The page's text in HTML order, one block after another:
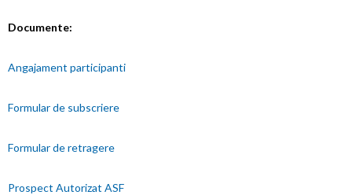
Documente:
Angajament participanti
Formular de subscriere
Formular de retragere
Prospect Autorizat ASF